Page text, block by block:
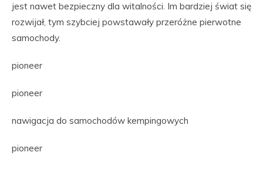
jest nawet bezpieczny dla witalności. Im bardziej świat się
rozwijał, tym szybciej powstawały przeróżne pierwotne
samochody.
pioneer
pioneer
nawigacja do samochodów kempingowych
pioneer